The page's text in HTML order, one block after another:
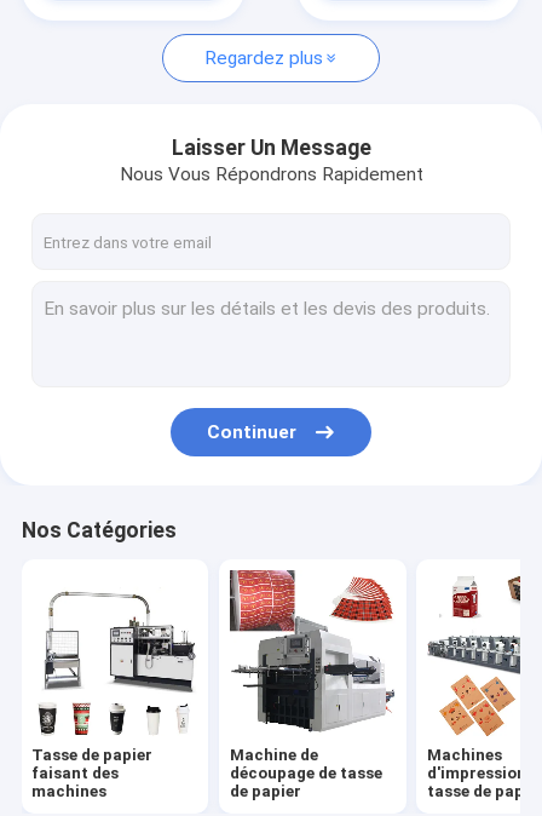
Tasse de papier faisant des machines
Machine de découpage de tasse de papier
Machine de papier de gamelle
Machine à emballer de tasse de papier
Plaque à papier faisant des machines
Machines de fente de papier
Machine de couvercle de tasse
Matière première de tasse de papier
Regardez plus
Laisser Un Message
Nous Vous Répondrons Rapidement
Continuer
Nos Catégories
Tasse de papier
faisant des
machines
Machine de
découpage de tasse
de papier
Machines
d'impression
tasse de